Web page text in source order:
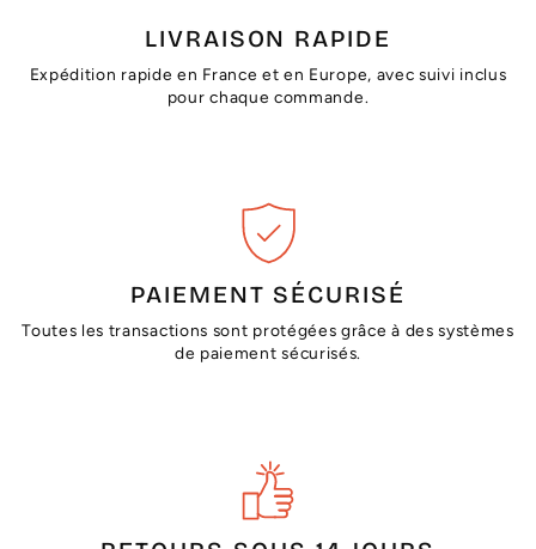
LIVRAISON RAPIDE
Expédition rapide en France et en Europe, avec suivi inclus
pour chaque commande.
PAIEMENT SÉCURISÉ
Toutes les transactions sont protégées grâce à des systèmes
de paiement sécurisés.